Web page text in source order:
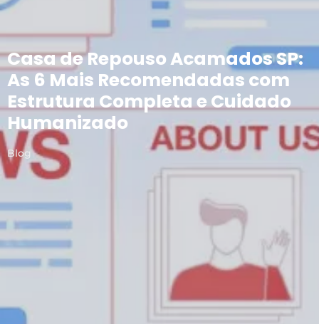
Casa de Repouso Acamados SP:
As 6 Mais Recomendadas com
Estrutura Completa e Cuidado
Humanizado
Blog